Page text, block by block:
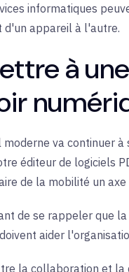
informatiques
d'un appareil à l'autre.
à
moderne va continuer
éditeur de logiciels
de la mobilité un
de se rappeler que
aider
la collaboration et la